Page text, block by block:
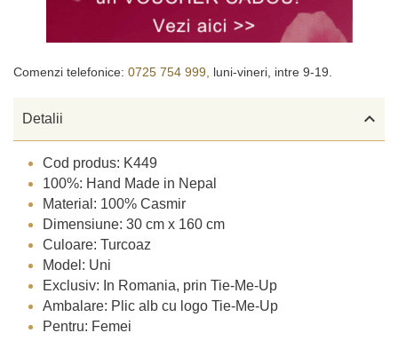
Comenzi telefonice: 0725 754 999, luni-vineri, intre 9-19.
Detalii 
Cod produs: K449
100%: Hand Made in Nepal
Material: 100% Casmir
Dimensiune: 30 cm x 160 cm
Culoare: Turcoaz
Model: Uni
Exclusiv: In Romania, prin Tie-Me-Up
Ambalare: Plic alb cu logo Tie-Me-Up
Pentru: Femei